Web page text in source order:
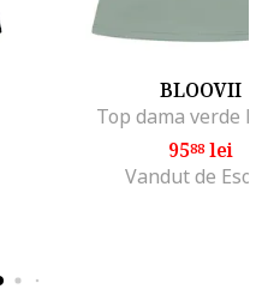
BLOOVII
Top dama verde
9588 lei
Vandut de